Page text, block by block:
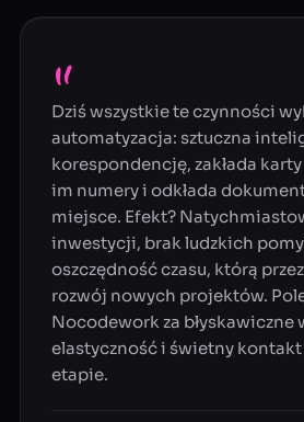
„
Dziś wszystkie te czynności
automatyzacja: sztuczna
korespondencję, zakłada
im numery i odkłada
miejsce. Efekt?
inwestycji, brak ludzkich
oszczędność czasu, którą
rozwój nowych projektów.
Nocodework za błyskawiczne
elastyczność i świetny kontakt
etapie.